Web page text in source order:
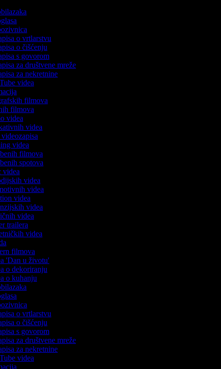
o vrtlarstvu
o čišćenju
s govorom
za društvene mreže
za nekretnine
videa
filmova
filmova
videa
videa
videa
filmova
spotova
videa
videa
videa
videa
videa
videa
trailera
videa
filmova
'Dan u životu'
o dekoriranju
o kuhanju
o vrtlarstvu
o čišćenju
s govorom
za društvene mreže
za nekretnine
videa